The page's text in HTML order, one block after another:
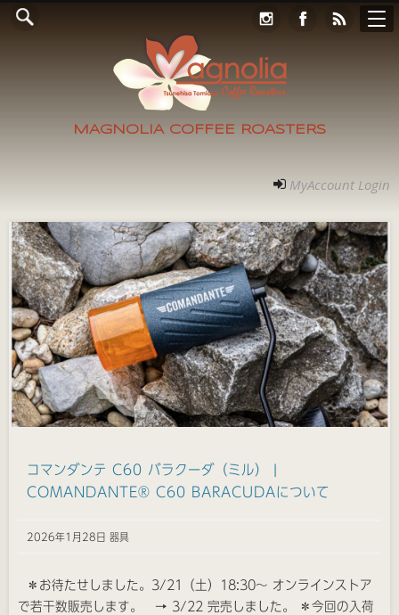
MAGNOLIA COFFEE ROASTERS
ホーム
ご案内
Online Store
フォト
アクセス
コンタクト
RECRUIT
MyAccount Login
MyAccount Login
コマンダンテ C60 バラクーダ（ミル） |
COMANDANTE® C60 BARACUDAについて
2026年1月28日 器具
＊お待たせしました。3/21（土）18:30〜 オンラインストア
で若干数販売します。 → 3/22 完売しました。 ＊今回の入荷